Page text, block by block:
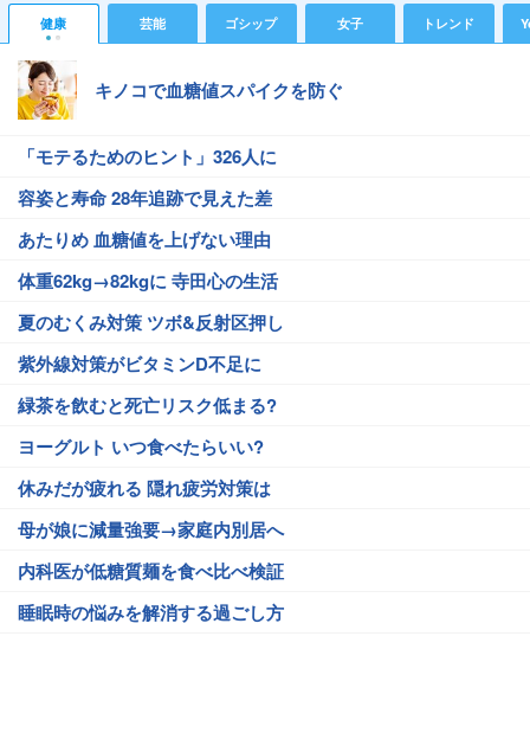
健康 芸能 ゴシップ 女子 トレンド
キノコで血糖値スパイクを防ぐ
「モテるためのヒント」326人に
容姿と寿命 28年追跡で見えた差
あたりめ 血糖値を上げない理由
体重62kg→82kgに 寺田心の生活
夏のむくみ対策 ツボ&反射区押し
紫外線対策がビタミンD不足に
緑茶を飲むと死亡リスク低まる?
ヨーグルト いつ食べたらいい?
休みだが疲れる 隠れ疲労対策は
母が娘に減量強要→家庭内別居へ
内科医が低糖質麺を食べ比べ検証
睡眠時の悩みを解消する過ごし方